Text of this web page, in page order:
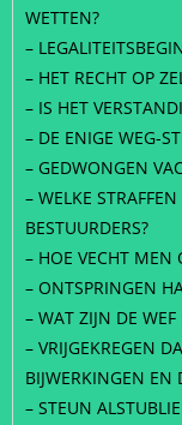
WETTEN?
–
– HET RECHT OP
– IS HET
– DE ENIGE WEG-
– GEDWONGEN
– WELKE
BESTUURDERS?
– HOE VECHT MEN
– ONTSPRINGEN
– WAT ZIJN DE
– VRIJGEKREGEN
BIJWERKINGEN EN
– STEUN